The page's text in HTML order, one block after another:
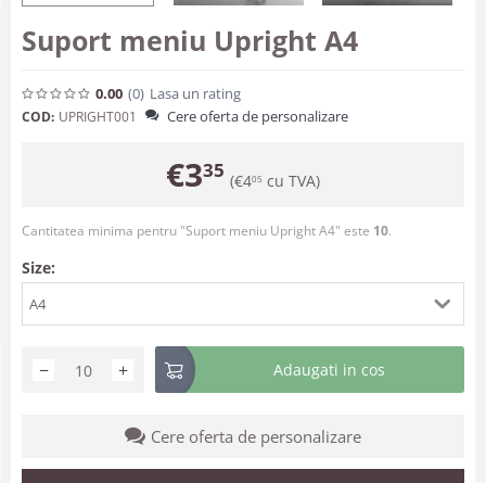
Suport meniu Upright A4
0.00 (0) Lasa un rating
COD: UPRIGHT001 Cere oferta de personalizare
€335 (€405 cu TVA)
Cantitatea minima pentru "Suport meniu Upright A4" este 10.
Size:
A4
+
− Adaugati in cos
Cere oferta de personalizare